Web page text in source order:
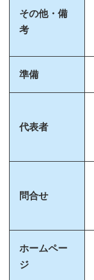
その他・備
考
準備
代表者
問合せ
ホームペー
ジ